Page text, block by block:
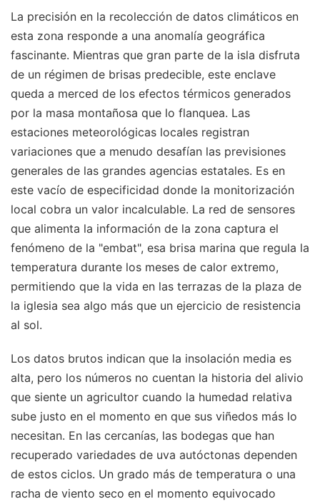
La precisión en la recolección de datos climáticos en
esta zona responde a una anomalía geográfica
fascinante. Mientras que gran parte de la isla disfruta
de un régimen de brisas predecible, este enclave
queda a merced de los efectos térmicos generados
por la masa montañosa que lo flanquea. Las
estaciones meteorológicas locales registran
variaciones que a menudo desafían las previsiones
generales de las grandes agencias estatales. Es en
este vacío de especificidad donde la monitorización
local cobra un valor incalculable. La red de sensores
que alimenta la información de la zona captura el
fenómeno de la "embat", esa brisa marina que regula la
temperatura durante los meses de calor extremo,
permitiendo que la vida en las terrazas de la plaza de
la iglesia sea algo más que un ejercicio de resistencia
al sol.
Los datos brutos indican que la insolación media es
alta, pero los números no cuentan la historia del alivio
que siente un agricultor cuando la humedad relativa
sube justo en el momento en que sus viñedos más lo
necesitan. En las cercanías, las bodegas que han
recuperado variedades de uva autóctonas dependen
de estos ciclos. Un grado más de temperatura o una
racha de viento seco en el momento equivocado